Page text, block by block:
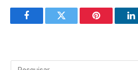
FacebookTwitter Pinterest